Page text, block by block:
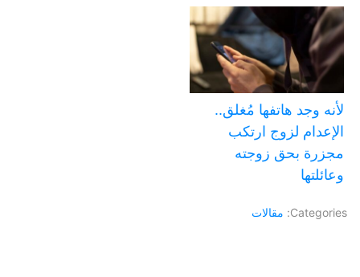
لأنه وجد هاتفها مُغلق..
الإعدام لزوج ارتكب
مجزرة بحق زوجته
وعائلتها
Categories: مقالات